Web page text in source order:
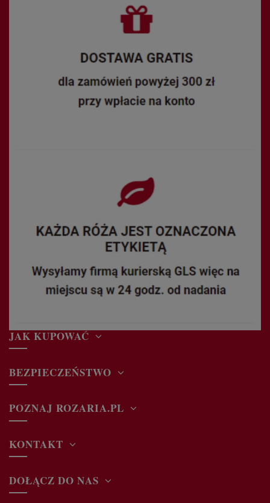
JAK KUPOWAĆ
BEZPIECZEŃSTWO
POZNAJ ROZARIA.PL
KONTAKT
DOŁĄCZ DO NAS